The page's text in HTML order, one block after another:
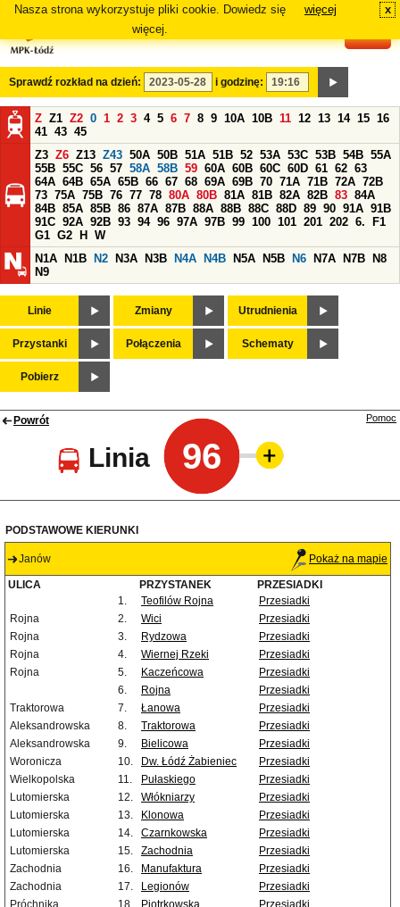
Nasza strona wykorzystuje pliki cookie. Dowiedz się
więcej.
więcej x
Sprawdź rozkład na dzień: i godzinę:
Z Z1 Z2 0 1 2 3 4 5 6 7 8 9 10A 10B 11 12 13 14 15 16
41 43 45
Z3 Z6 Z13 Z43 50A 50B 51A 51B 52 53A 53C 53B 54B 55A
55B 55C 56 57 58A 58B 59 60A 60B 60C 60D 61 62 63
64A 64B 65A 65B 66 67 68 69A 69B 70 71A 71B 72A 72B
73 75A 75B 76 77 78 80A 80B 81A 81B 82A 82B 83 84A
84B 85A 85B 86 87A 87B 88A 88B 88C 88D 89 90 91A 91B
91C 92A 92B 93 94 96 97A 97B 99 100 101 201 202 6.
F1
G1 G2 H
W
N1A
N1B N2 N3A N3B N4A N4B N5A N5B N6 N7A N7B
N8
N9
Linie Zmiany Utrudnienia
Przystanki Połączenia Schematy
Pobierz
Powrót
Linia 96
Pomoc
PODSTAWOWE KIERUNKI
Janów Pokaż na mapie
ULICA PRZYSTANEK
PRZESIADKI
1.
Teofilów Rojna
Przesiadki
Rojna
2. Wici
Przesiadki
Rojna
3. Rydzowa
Przesiadki
Rojna
4. Wiernej Rzeki
Przesiadki
Rojna
5. Kaczeńcowa
Przesiadki
6.
Rojna
Przesiadki
Traktorowa
7. Łanowa
Przesiadki
Aleksandrowska
8. Traktorowa
Przesiadki
Aleksandrowska
9. Bielicowa
Przesiadki
Woronicza
10. Dw. Łódź Żabieniec
Przesiadki
Wielkopolska
11. Pułaskiego
Przesiadki
Lutomierska
12. Włókniarzy
Przesiadki
Lutomierska
13. Klonowa
Przesiadki
Lutomierska
14. Czarnkowska
Przesiadki
Lutomierska
15. Zachodnia
Przesiadki
Zachodnia
16. Manufaktura
Przesiadki
Zachodnia
17. Legionów
Przesiadki
Próchnika
18. Piotrkowska
Przesiadki